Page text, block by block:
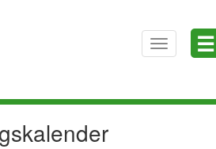
Toggle
navigation
☰